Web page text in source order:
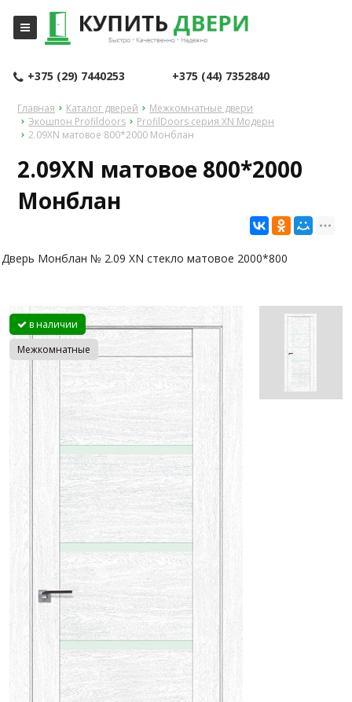
+375 (29) 7440253 +375 (44) 7352840
Главная Каталог дверей
Межкомнатные двери
Экошпон Profildoors
ProfilDoors серия XN Модерн
2.09XN матовое 800*2000 Монблан
2.09XN матовое 800*2000
Монблан
Дверь Монблан № 2.09 XN стекло матовое 2000*800
в наличии
Межкомнатные